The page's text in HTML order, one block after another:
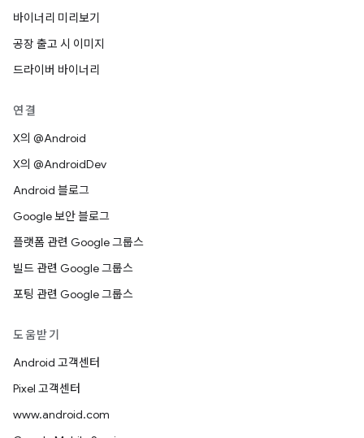
바이너리 미리보기
공장 출고 시 이미지
드라이버 바이너리
연결
X의 @Android
X의 @AndroidDev
Android 블로그
Google 보안 블로그
플랫폼 관련 Google 그룹스
빌드 관련 Google 그룹스
포팅 관련 Google 그룹스
도움받기
Android 고객센터
Pixel 고객센터
www.android.com